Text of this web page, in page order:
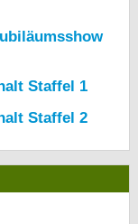
Staffel 1
Staffel 2